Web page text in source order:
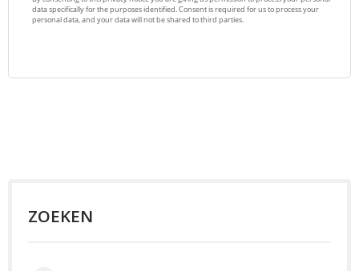
ZOEKEN